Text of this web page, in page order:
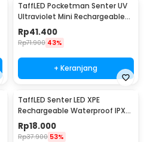
TaffLED Pocketman Senter UV
Ultraviolet Mini Rechargeable
395nm - P1UV
Rp41.400
Rp71.900 43%
+ Keranjang
TaffLED Senter LED XPE
Rechargeable Waterproof IPX4
200 Lumens - 3187
Rp18.000
Rp37.900 53%